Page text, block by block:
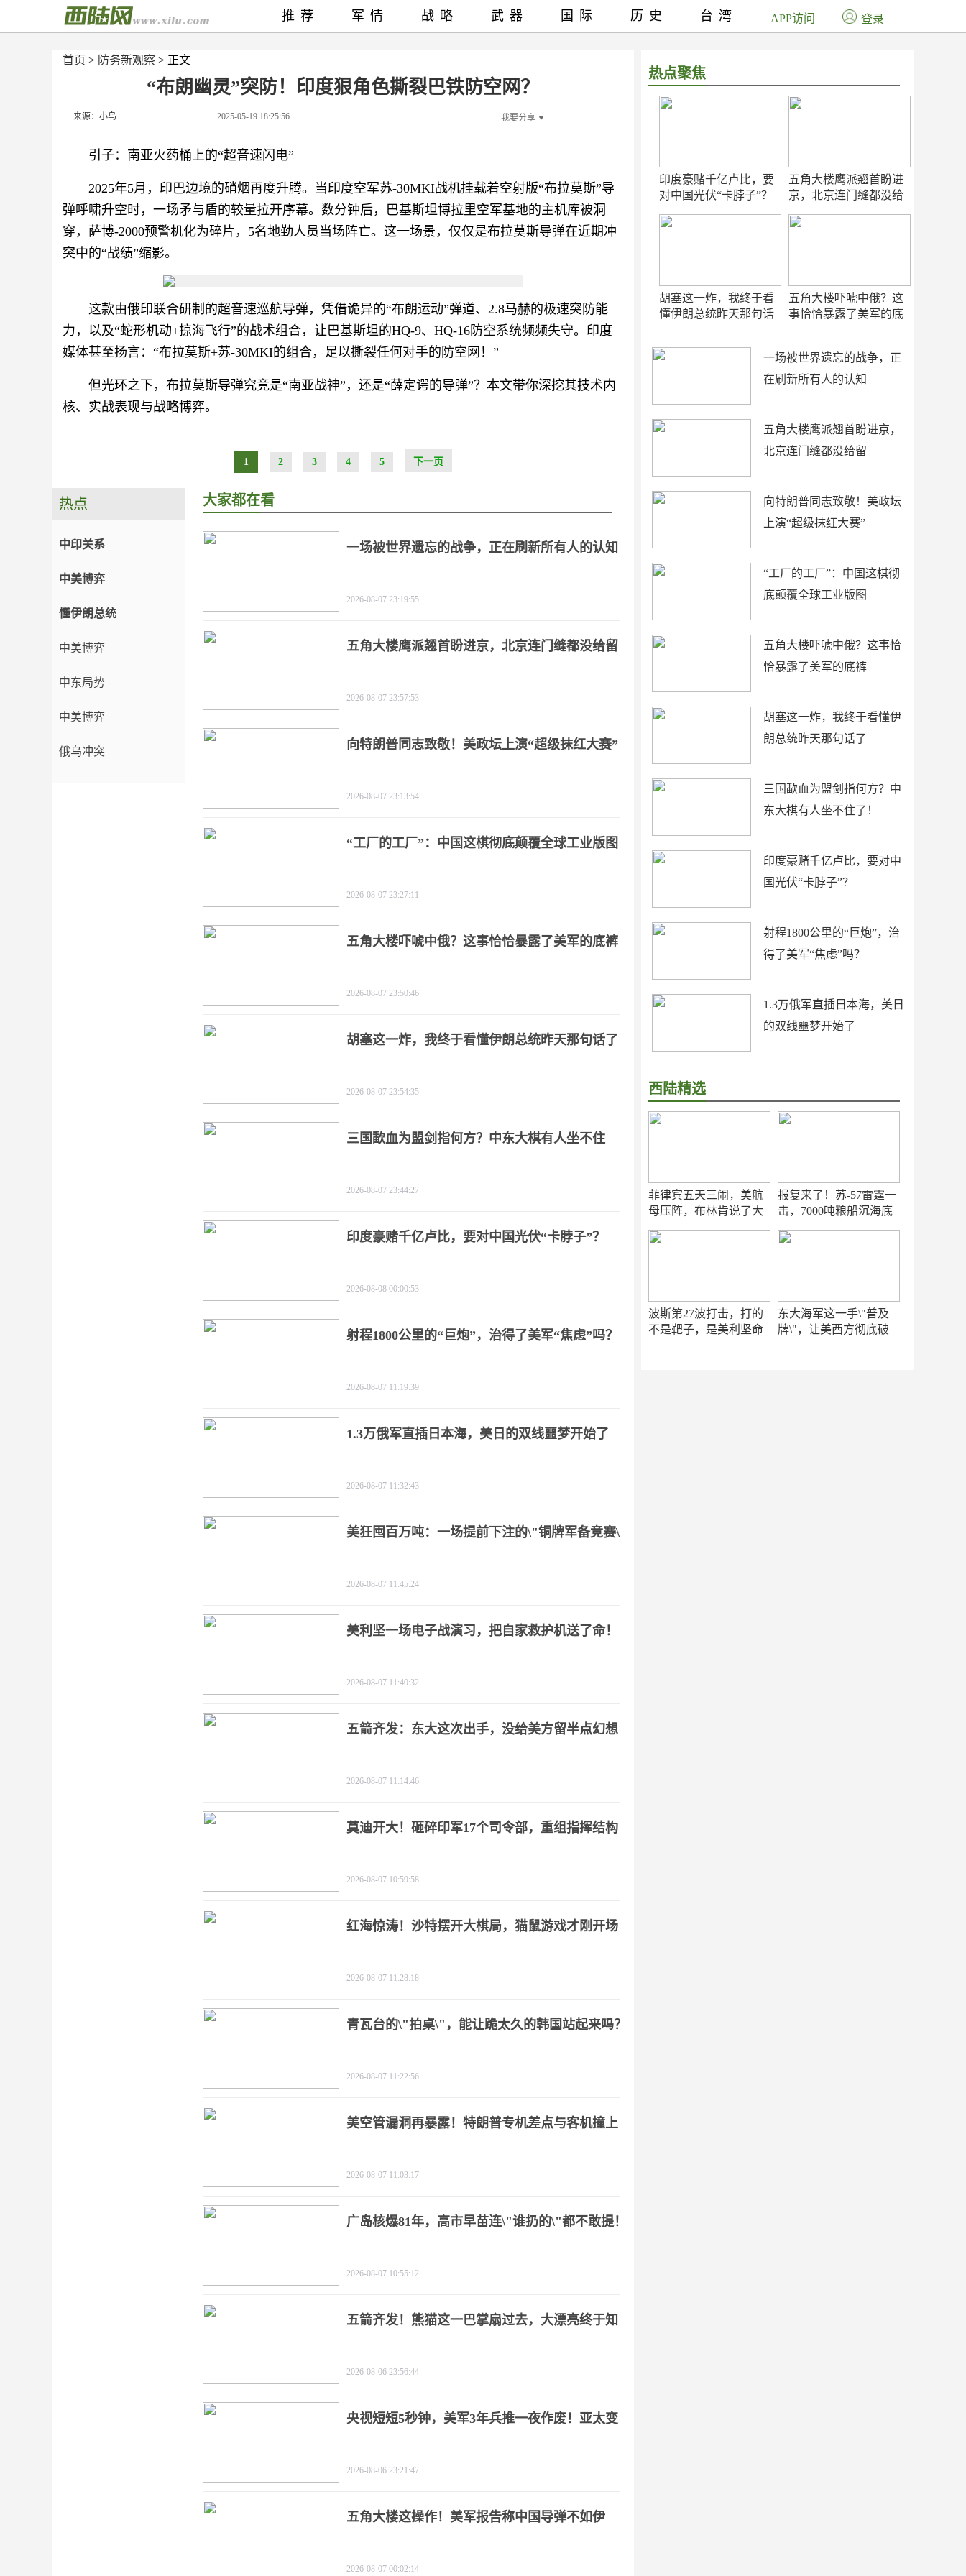
首页 > 防务新观察 > 正文
“布朗幽灵”突防！印度狠角色撕裂巴铁防空网？
来源：小鸟 2025-05-19 18:25:56 我要分享
引子：南亚火药桶上的“超音速闪电”
2025年5月，印巴边境的硝烟再度升腾。当印度空军苏-30MKI战机挂载着空射版“布拉莫斯”导
弹呼啸升空时，一场矛与盾的较量拉开序幕。数分钟后，巴基斯坦博拉里空军基地的主机库被洞
穿，萨博-2000预警机化为碎片，5名地勤人员当场阵亡。这一场景，仅仅是布拉莫斯导弹在近期冲
突中的“战绩”缩影。
这款由俄印联合研制的超音速巡航导弹，凭借诡异的“布朗运动”弹道、2.8马赫的极速突防能
力，以及“蛇形机动+掠海飞行”的战术组合，让巴基斯坦的HQ-9、HQ-16防空系统频频失守。印度
媒体甚至扬言：“布拉莫斯+苏-30MKI的组合，足以撕裂任何对手的防空网！”
但光环之下，布拉莫斯导弹究竟是“南亚战神”，还是“薛定谔的导弹”？本文带你深挖其技术内
核、实战表现与战略博弈。
1 2 3 4 5 下一页
热点聚焦
印度豪赌千亿卢比，要
对中国光伏“卡脖子”？
五角大楼鹰派翘首盼进
京，北京连门缝都没给
胡塞这一炸，我终于看
懂伊朗总统昨天那句话
五角大楼吓唬中俄？这
事恰恰暴露了美军的底
一场被世界遗忘的战争，正
在刷新所有人的认知
五角大楼鹰派翘首盼进京，
北京连门缝都没给留
向特朗普同志致敬！美政坛
上演“超级抹红大赛”
“工厂的工厂”：中国这棋彻
底颠覆全球工业版图
五角大楼吓唬中俄？这事恰
恰暴露了美军的底裤
胡塞这一炸，我终于看懂伊
朗总统昨天那句话了
三国歃血为盟剑指何方？中
东大棋有人坐不住了！
印度豪赌千亿卢比，要对中
国光伏“卡脖子”？
射程1800公里的“巨炮”，治
得了美军“焦虑”吗？
1.3万俄军直插日本海，美日
的双线噩梦开始了
西陆精选
菲律宾五天三闹，美航
母压阵，布林肯说了大
报复来了！苏-57雷霆一
击，7000吨粮船沉海底
波斯第27波打击，打的
不是靶子，是美利坚命
东大海军这一手\"普及
牌\"，让美西方彻底破
推荐 军情 战略 武器 国际 历史 台湾 APP访问 登录
热点
中印关系
中美博弈
懂伊朗总统
中美博弈
中东局势
中美博弈
俄乌冲突
大家都在看
一场被世界遗忘的战争，正在刷新所有人的认知
2026-08-07 23:19:55
五角大楼鹰派翘首盼进京，北京连门缝都没给留
2026-08-07 23:57:53
向特朗普同志致敬！美政坛上演“超级抹红大赛”
2026-08-07 23:13:54
“工厂的工厂”：中国这棋彻底颠覆全球工业版图
2026-08-07 23:27:11
五角大楼吓唬中俄？这事恰恰暴露了美军的底裤
2026-08-07 23:50:46
胡塞这一炸，我终于看懂伊朗总统昨天那句话了
2026-08-07 23:54:35
三国歃血为盟剑指何方？中东大棋有人坐不住
2026-08-07 23:44:27
印度豪赌千亿卢比，要对中国光伏“卡脖子”？
2026-08-08 00:00:53
射程1800公里的“巨炮”，治得了美军“焦虑”吗？
2026-08-07 11:19:39
1.3万俄军直插日本海，美日的双线噩梦开始了
2026-08-07 11:32:43
美狂囤百万吨：一场提前下注的\"铜牌军备竞赛\"
2026-08-07 11:45:24
美利坚一场电子战演习，把自家救护机送了命！
2026-08-07 11:40:32
五箭齐发：东大这次出手，没给美方留半点幻想
2026-08-07 11:14:46
莫迪开大！砸碎印军17个司令部，重组指挥结构
2026-08-07 10:59:58
红海惊涛！沙特摆开大棋局，猫鼠游戏才刚开场
2026-08-07 11:28:18
青瓦台的\"拍桌\"，能让跪太久的韩国站起来吗？
2026-08-07 11:22:56
美空管漏洞再暴露！特朗普专机差点与客机撞上
2026-08-07 11:03:17
广岛核爆81年，高市早苗连\"谁扔的\"都不敢提！
2026-08-07 10:55:12
五箭齐发！熊猫这一巴掌扇过去，大漂亮终于知
2026-08-06 23:56:44
央视短短5秒钟，美军3年兵推一夜作废！亚太变
2026-08-06 23:21:47
五角大楼这操作！美军报告称中国导弹不如伊
2026-08-07 00:02:14